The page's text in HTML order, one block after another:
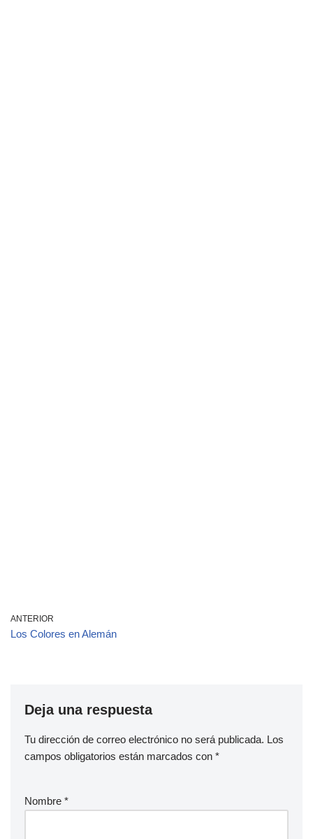
ANTERIOR
Los Colores en Alemán
Deja una respuesta
Tu dirección de correo electrónico no será publicada. Los
campos obligatorios están marcados con *
Nombre *